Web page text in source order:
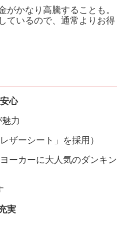
かなり高騰することも。
ているので、通常よりお得
心
魅力
ザーシート」を採用）
ーカーに大人気のダンキン
実